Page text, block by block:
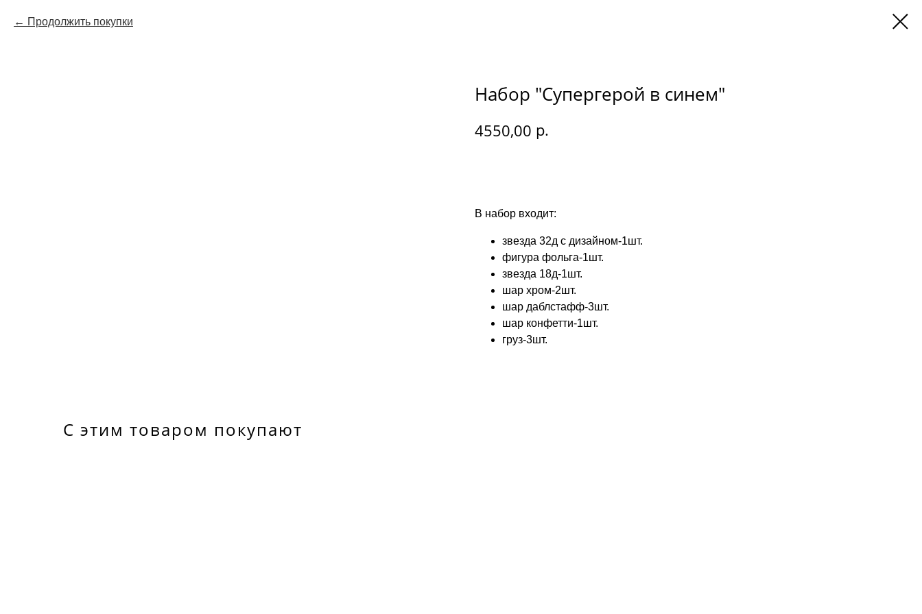
Продолжить покупки
Набор "Супергерой в синем"
4550,00 р.
В набор входит:
звезда 32д с дизайном-1шт.
фигура фольга-1шт.
звезда 18д-1шт.
шар хром-2шт.
шар даблстафф-3шт.
шар конфетти-1шт.
груз-3шт.
С этим товаром покупают